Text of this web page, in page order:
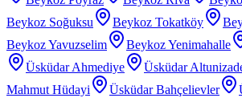
Beykoz Soğuksu
Beykoz Tokatköy
Beykoz Yavuzselim
Beykoz Yenimahalle
Üsküdar Ahmediye
Üsküdar
Mahmut Hüdayi
Üsküdar Bahçelievler